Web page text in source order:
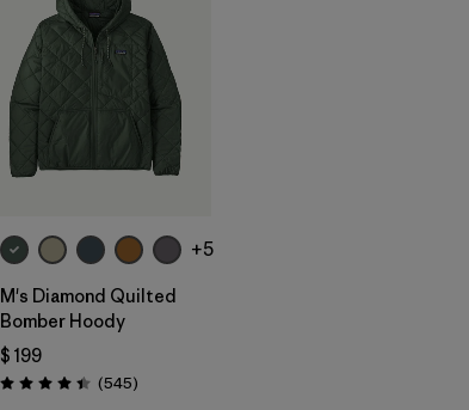
+5
M's Diamond Quilted
Bomber Hoody
$ 199
Valoración: 4.4 / 5
(545Comentarios
)